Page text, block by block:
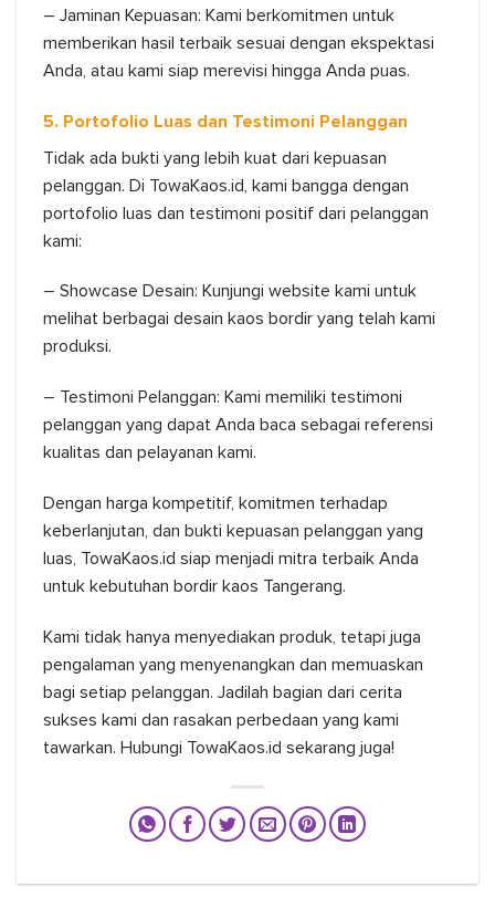
– Jaminan Kepuasan: Kami berkomitmen untuk
memberikan hasil terbaik sesuai dengan ekspektasi
Anda, atau kami siap merevisi hingga Anda puas.
5. Portofolio Luas dan Testimoni Pelanggan
Tidak ada bukti yang lebih kuat dari kepuasan
pelanggan. Di TowaKaos.id, kami bangga dengan
portofolio luas dan testimoni positif dari pelanggan
kami:
– Showcase Desain: Kunjungi website kami untuk
melihat berbagai desain kaos bordir yang telah kami
produksi.
– Testimoni Pelanggan: Kami memiliki testimoni
pelanggan yang dapat Anda baca sebagai referensi
kualitas dan pelayanan kami.
Dengan harga kompetitif, komitmen terhadap
keberlanjutan, dan bukti kepuasan pelanggan yang
luas, TowaKaos.id siap menjadi mitra terbaik Anda
untuk kebutuhan bordir kaos Tangerang.
Kami tidak hanya menyediakan produk, tetapi juga
pengalaman yang menyenangkan dan memuaskan
bagi setiap pelanggan. Jadilah bagian dari cerita
sukses kami dan rasakan perbedaan yang kami
tawarkan. Hubungi TowaKaos.id sekarang juga!